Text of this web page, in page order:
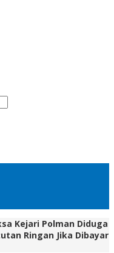
Kejari Polman Diduga
Ringan Jika Dibayar